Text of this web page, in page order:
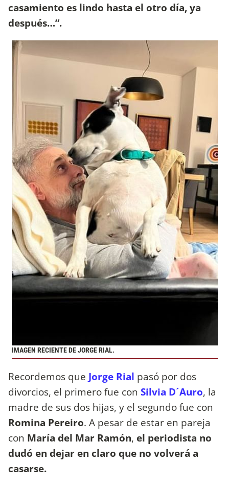
casamiento es lindo hasta el otro día, ya
después…”.
IMAGEN RECIENTE DE JORGE RIAL.
Recordemos que Jorge Rial pasó por dos
divorcios, el primero fue con Silvia D´Auro, la
madre de sus dos hijas, y el segundo fue con
Romina Pereiro. A pesar de estar en pareja
con María del Mar Ramón, el periodista no
dudó en dejar en claro que no volverá a
casarse.